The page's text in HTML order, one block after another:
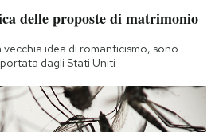
delle proposte di matrimonio
idea di romanticismo, sono
dagli Stati Uniti